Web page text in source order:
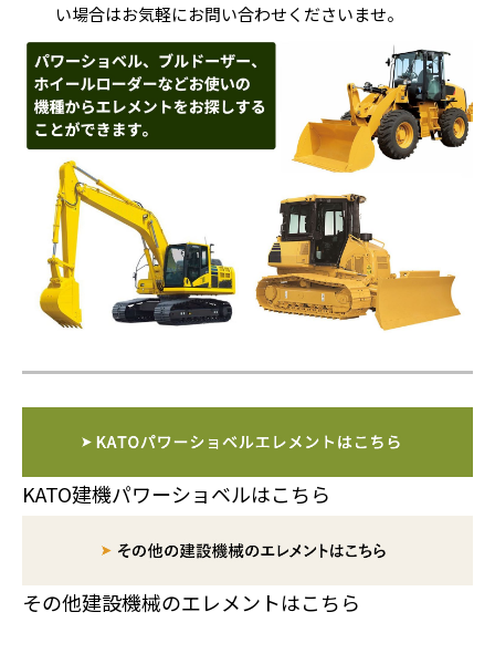
い場合はお気軽にお問い合わせくださいませ。
KATO建機パワーショベルはこちら
その他建設機械のエレメントはこちら